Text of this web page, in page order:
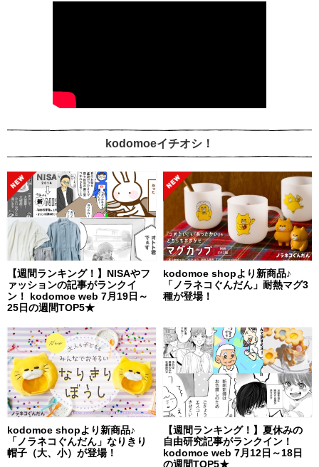
kodomoeイチオシ！
【週間ランキング！】NISAやフ
ァッションの記事がランクイ
ン！ kodomoe web 7月19日～
25日の週間TOP5★
kodomoe shopより新商品♪
「ノラネコぐんだん」耐熱マグ3
種が登場！
kodomoe shopより新商品♪
「ノラネコぐんだん」なりきり
帽子（大、小）が登場！
【週間ランキング！】夏休みの
自由研究記事がランクイン！
kodomoe web 7月12日～18日
の週間TOP5★